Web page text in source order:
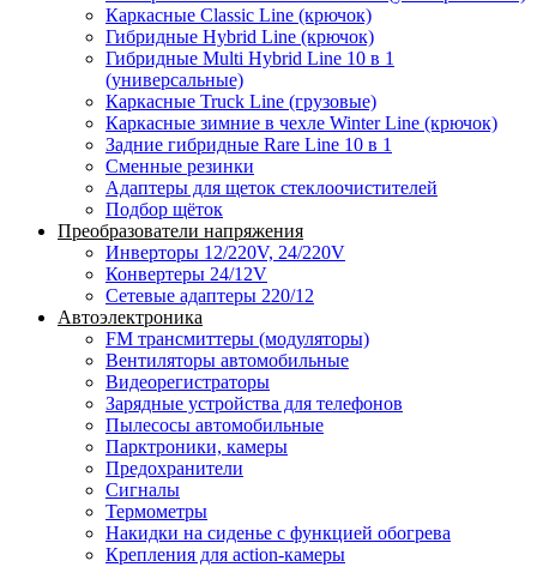
Каркасные Classic Line (крючок)
Гибридные Hybrid Line (крючок)
Гибридные Multi Hybrid Line 10 в 1
(универсальные)
Каркасные Truck Line (грузовые)
Каркасные зимние в чехле Winter Line (крючок)
Задние гибридные Rare Line 10 в 1
Сменные резинки
Адаптеры для щеток стеклоочистителей
Подбор щёток
Преобразователи напряжения
Инверторы 12/220V, 24/220V
Конвертеры 24/12V
Сетевые адаптеры 220/12
Автоэлектроника
FM трансмиттеры (модуляторы)
Вентиляторы автомобильные
Видеорегистраторы
Зарядные устройства для телефонов
Пылесосы автомобильные
Парктроники, камеры
Предохранители
Сигналы
Термометры
Накидки на сиденье с функцией обогрева
Крепления для action-камеры